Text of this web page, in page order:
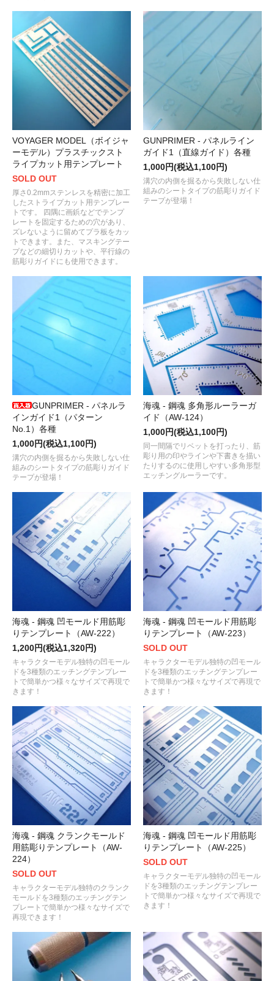
VOYAGER MODEL（ボイジャ
ーモデル）プラスチックスト
ライプカット用テンプレート
SOLD OUT
厚さ0.2mmステンレスを精密に加工
したストライプカット用テンプレー
トです。 四隅に画鋲などでテンプ
レートを固定するための穴があり、
ズレないように留めてプラ板をカッ
トできます。また、マスキングテー
プなどの細切りカットや、平行線の
筋彫りガイドにも使用できます。
GUNPRIMER - パネルライン
ガイド1（直線ガイド）各種
1,000円(税込1,100円)
溝穴の内側を掘るから失敗しない仕
組みのシートタイプの筋彫りガイド
テープが登場！
GUNPRIMER - パネルラ
インガイド1（パターン
No.1）各種
1,000円(税込1,100円)
溝穴の内側を掘るから失敗しない仕
組みのシートタイプの筋彫りガイド
テープが登場！
海魂 - 鋼魂 多角形ルーラーガ
イド（AW-124）
1,000円(税込1,100円)
同一間隔でリベットを打ったり、筋
彫り用の印やラインや下書きを描い
たりするのに使用しやすい多角形型
エッチングルーラーです。
海魂 - 鋼魂 凹モールド用筋彫
りテンプレート（AW-222）
1,200円(税込1,320円)
キャラクターモデル独特の凹モール
ドを3種類のエッチングテンプレー
トで簡単かつ様々なサイズで再現で
きます！
海魂 - 鋼魂 凹モールド用筋彫
りテンプレート（AW-223）
SOLD OUT
キャラクターモデル独特の凹モール
ドを3種類のエッチングテンプレー
トで簡単かつ様々なサイズで再現で
きます！
海魂 - 鋼魂 クランクモールド
用筋彫りテンプレート（AW-
224）
SOLD OUT
キャラクターモデル独特のクランク
モールドを3種類のエッチングテン
プレートで簡単かつ様々なサイズで
再現できます！
海魂 - 鋼魂 凹モールド用筋彫
りテンプレート（AW-225）
SOLD OUT
キャラクターモデル独特の凹モール
ドを3種類のエッチングテンプレー
トで簡単かつ様々なサイズで再現で
きます！